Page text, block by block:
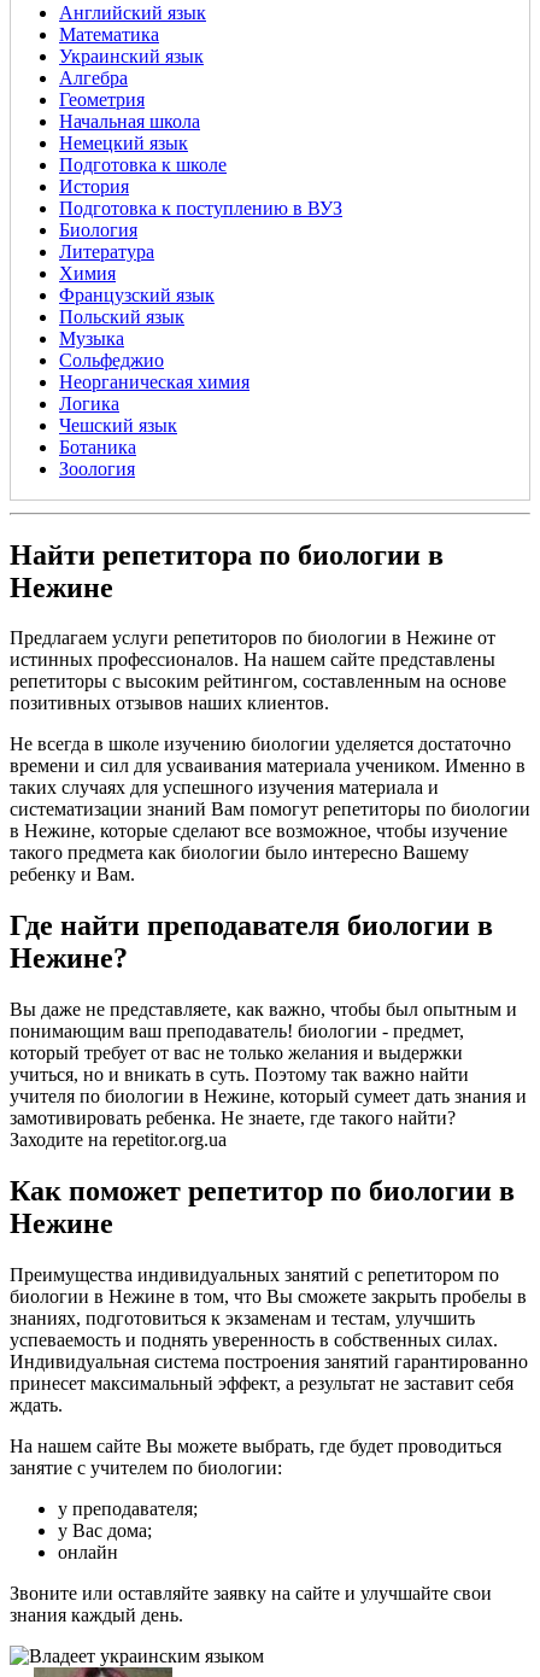
Английский язык
Математика
Украинский язык
Алгебра
Геометрия
Начальная школа
Немецкий язык
Подготовка к школе
История
Подготовка к поступлению в ВУЗ
Биология
Литература
Химия
Французский язык
Польский язык
Музыка
Сольфеджио
Неорганическая химия
Логика
Чешский язык
Ботаника
Зоология
Найти репетитора по биологии в
Нежине
Предлагаем услуги репетиторов по биологии в Нежине от
истинных профессионалов. На нашем сайте представлены
репетиторы с высоким рейтингом, составленным на основе
позитивных отзывов наших клиентов.
Не всегда в школе изучению биологии уделяется достаточно
времени и сил для усваивания материала учеником. Именно в
таких случаях для успешного изучения материала и
систематизации знаний Вам помогут репетиторы по биологии
в Нежине, которые сделают все возможное, чтобы изучение
такого предмета как биологии было интересно Вашему
ребенку и Вам.
Где найти преподавателя биологии в
Нежине?
Вы даже не представляете, как важно, чтобы был опытным и
понимающим ваш преподаватель! биологии - предмет,
который требует от вас не только желания и выдержки
учиться, но и вникать в суть. Поэтому так важно найти
учителя по биологии в Нежине, который сумеет дать знания и
замотивировать ребенка. Не знаете, где такого найти?
Заходите на repetitor.org.ua
Как поможет репетитор по биологии в
Нежине
Преимущества индивидуальных занятий с репетитором по
биологии в Нежине в том, что Вы сможете закрыть пробелы в
знаниях, подготовиться к экзаменам и тестам, улучшить
успеваемость и поднять уверенность в собственных силах.
Индивидуальная система построения занятий гарантированно
принесет максимальный эффект, а результат не заставит себя
ждать.
На нашем сайте Вы можете выбрать, где будет проводиться
занятие с учителем по биологии:
у преподавателя;
у Вас дома;
онлайн
Звоните или оставляйте заявку на сайте и улучшайте свои
знания каждый день.